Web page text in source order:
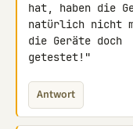
hat, haben die
natürlich nicht
die Geräte doch
getestet!"
Antwort